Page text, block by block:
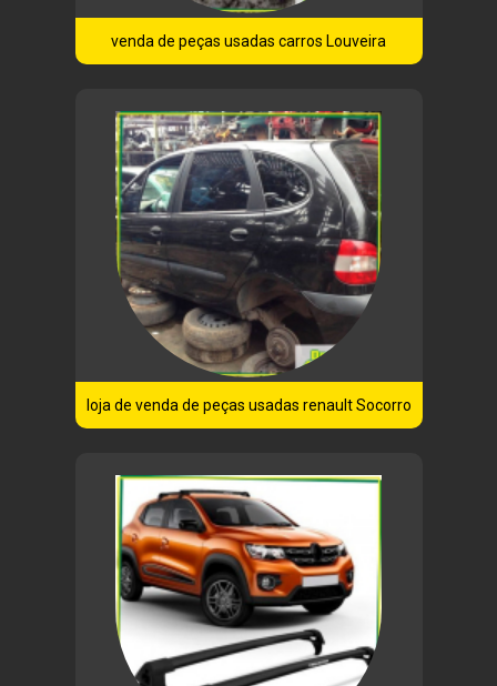
venda de peças usadas carros Louveira
loja de venda de peças usadas renault Socorro